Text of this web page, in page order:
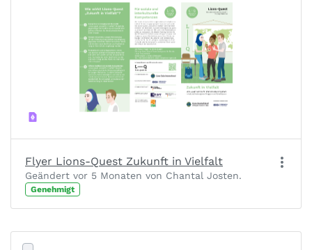
Flyer Lions-Quest Zukunft in Vielfalt
Geändert vor 5 Monaten von Chantal Josten.
Genehmigt